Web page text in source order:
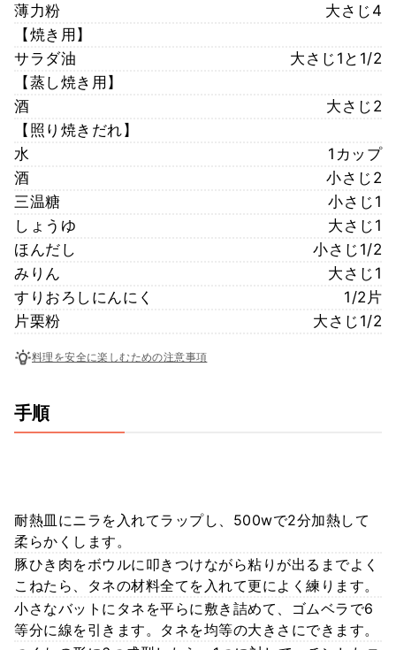
薄力粉
大さじ4
【焼き用】
サラダ油
大さじ1と1/2
【蒸し焼き用】
酒
大さじ2
【照り焼きだれ】
水
1カップ
酒
小さじ2
三温糖
小さじ1
しょうゆ
大さじ1
ほんだし
小さじ1/2
みりん
大さじ1
すりおろしにんにく
1/2片
片栗粉
大さじ1/2
料理を安全に楽しむための注意事項
手順
耐熱皿にニラを入れてラップし、500wで2分加熱して
柔らかくします。
豚ひき肉をボウルに叩きつけながら粘りが出るまでよく
こねたら、タネの材料全てを入れて更によく練ります。
小さなバットにタネを平らに敷き詰めて、ゴムベラで6
等分に線を引きます。タネを均等の大きさにできます。